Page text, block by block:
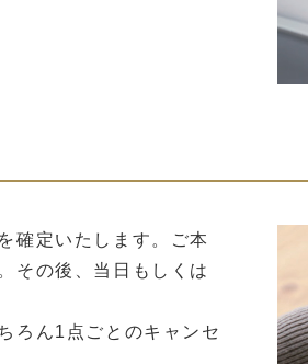
確定いたします。ご本
その後、当日もしくは
ろん1点ごとのキャンセ